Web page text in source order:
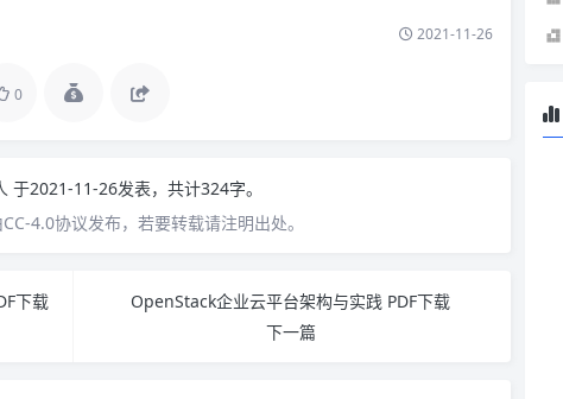
2021-11-26
0
于2021-11-26发表，共计324字。
4.0协议发布，若要转载请注明出处。
下载
OpenStack企业云平台架构与实践 PDF下载
下一篇